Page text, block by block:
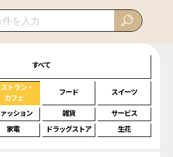
すべて
トラン・
カフェ
フード スイーツ
ッション 雑貨
サービス
家電 ドラッグストア 生花